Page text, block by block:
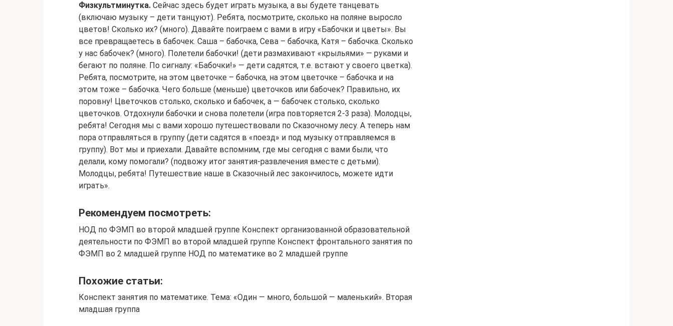
Физкультминутка. Сейчас здесь будет играть музыка, а вы будете танцевать
(включаю музыку – дети танцуют). Ребята, посмотрите, сколько на поляне выросло
цветов! Сколько их? (много). Давайте поиграем с вами в игру «Бабочки и цветы». Вы
все превращаетесь в бабочек. Саша – бабочка, Сева – бабочка, Катя – бабочка. Сколько
у нас бабочек? (много). Полетели бабочки! (дети размахивают «крыльями» — руками и
бегают по поляне. По сигналу: «Бабочки!» — дети садятся, т.е. встают у своего цветка).
Ребята, посмотрите, на этом цветочке – бабочка, на этом цветочке – бабочка и на
этом тоже – бабочка. Чего больше (меньше) цветочков или бабочек? Правильно, их
поровну! Цветочков столько, сколько и бабочек, а — бабочек столько, сколько
цветочков. Отдохнули бабочки и снова полетели (игра повторяется 2-3 раза). Молодцы,
ребята! Сегодня мы с вами хорошо путешествовали по Сказочному лесу. А теперь нам
пора отправляться в группу (дети садятся в «поезд» и под музыку отправляемся в
группу). Вот мы и приехали. Давайте вспомним, где мы сегодня с вами были, что
делали, кому помогали? (подвожу итог занятия-развлечения вместе с детьми).
Молодцы, ребята! Путешествие наше в Сказочный лес закончилось, можете идти
играть».
Рекомендуем посмотреть:
НОД по ФЭМП во второй младшей группе Конспект организованной образовательной
деятельности по ФЭМП во второй младшей группе Конспект фронтального занятия по
ФЭМП во 2 младшей группе НОД по математике во 2 младшей группе
Похожие статьи:
Конспект занятия по математике. Тема: «Один — много, большой — маленький». Вторая
младшая группа